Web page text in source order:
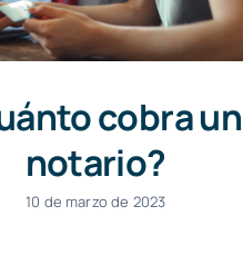
cobra un
notario?
10 de marzo de 2023